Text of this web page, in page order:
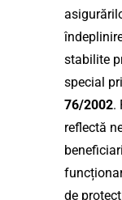
stabilite
special
76/2002.
reflectă
de